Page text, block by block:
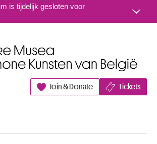
Naar inhoud
is tijdelijk gesloten voor
Join & Donate Tickets